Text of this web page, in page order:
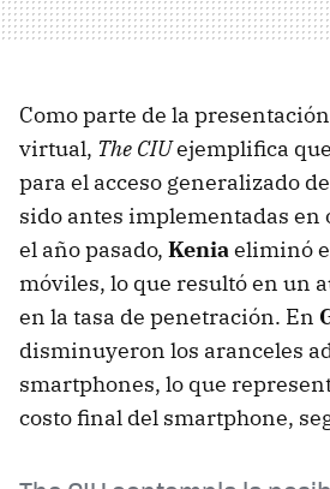
Como parte de la
virtual, The CIUejemplifica
para el acceso generalizado
sido antes implementadas en
el año pasado, Keniaeliminó
móviles, lo que resultó en un
en la tasa de penetración. En
disminuyeron los aranceles
smartphones, lo que
costo final del smartphone,